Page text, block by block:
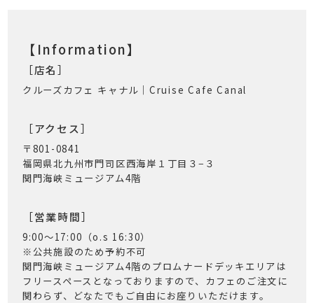
【Information】
［店名］
クルーズカフェ キャナル｜Cruise Cafe Canal
［アクセス］
〒801-0841
福岡県北九州市門司区西海岸１丁目３−３
関門海峡ミュージアム4階
［営業時間］
9:00〜17:00（o.s 16:30）
※公共施設のため予約不可
関門海峡ミュージアム4階のプロムナードデッキエリアは
フリースペースとなっておりますので、カフェのご注文に
関わらず、どなたでもご自由にお座りいただけます。